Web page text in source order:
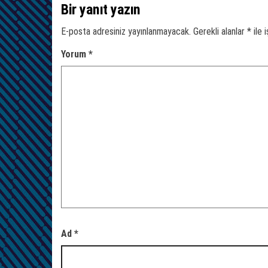
Bir yanıt yazın
E-posta adresiniz yayınlanmayacak. Gerekli alanlar * ile
Yorum *
Ad *